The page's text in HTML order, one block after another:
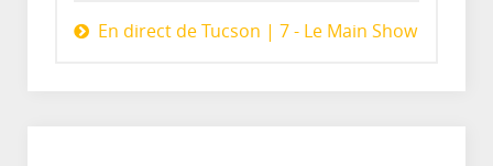
En direct de Tucson | 7 - Le Main Show